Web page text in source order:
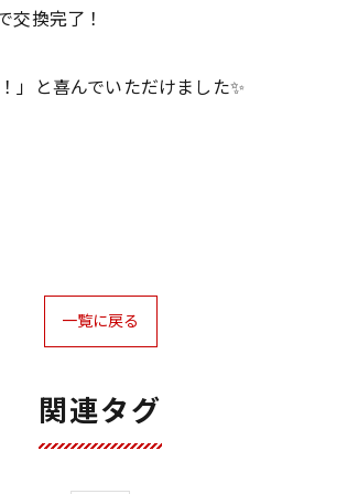
交換完了！
」と喜んでいただけました✨
一覧に戻る
関連タグ